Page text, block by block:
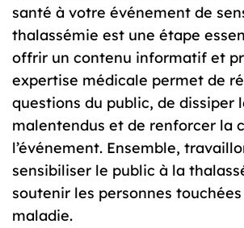
santé à votre événement de
thalassémie est une étape
offrir un contenu informatif et
expertise médicale permet de
questions du public, de dissiper
malentendus et de renforcer la
l’événement. Ensemble,
sensibiliser le public à la
soutenir les personnes
maladie.